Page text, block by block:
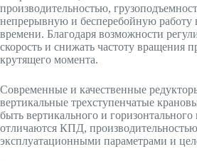
производительностью,
непрерывную и бесперебойную работу
времени. Благодаря возможности
скорость и снижать частоту вращения
крутящего момента.
Современные и качественные
вертикальные трехступенчатые
быть вертикального и
отличаются КПД,
эксплуатационными параметрами и